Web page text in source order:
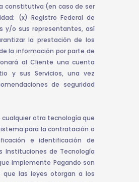
constitutiva (en caso de ser
(x) Registro Federal de
y/o sus representantes, así
la prestación de los
la información por parte de
al Cliente una cuenta
y sus Servicios, una vez
de seguridad
otra tecnología que
para la contratación o
e identificación de
Instituciones de Tecnología
implemente Pagando son
las leyes otorgan a los